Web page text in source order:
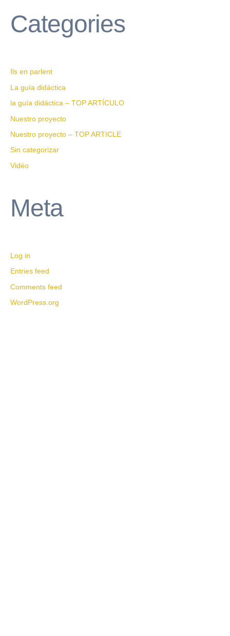
Categories
Ils en parlent
La guía didáctica
la guía didáctica – TOP ARTÍCULO
Nuestro proyecto
Nuestro proyecto – TOP ARTICLE
Sin categorizar
Vidéo
Meta
Log in
Entries feed
Comments feed
WordPress.org